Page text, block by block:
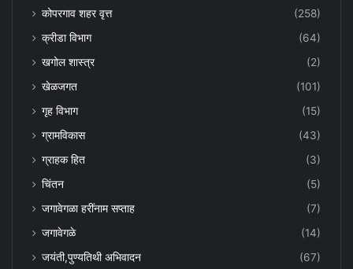
कोपरगाव शहर वृत्त
(258)
क्रीडा विभाग
(64)
खगोल शास्त्र
(2)
खेळजगत
(101)
गृह विभाग
(15)
ग्रामविकास
(43)
ग्राहक हित
(3)
चिंतन
(5)
जगावेगळा हरींनाम सप्ताह
(7)
जगावेगळे
(14)
जयंती,पुण्यतिथी अभिवादन
(67)